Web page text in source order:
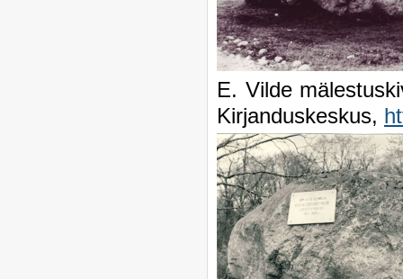
E. Vilde
Kirjanduskeskus,